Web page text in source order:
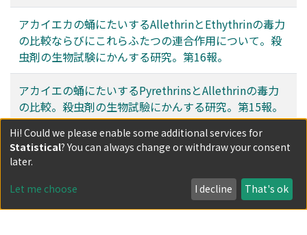
アカイエカの蛹にたいするAllethrinとEthythrinの毒力
の比較ならびにこれらふたつの連合作用について。殺
虫剤の生物試験にかんする研究。第16報。
アカイエの蛹にたいするPyrethrinsとAllethrinの毒力
の比較。殺虫剤の生物試驗にかんする研究。第15報。
Filters
Hi! Could we please enable some additional services for
Statistical? You can always change or withdraw your consent
later.
Let me choose I decline That's ok